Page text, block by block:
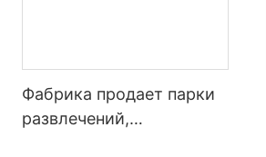
Фабрика продает парки
развлечений,